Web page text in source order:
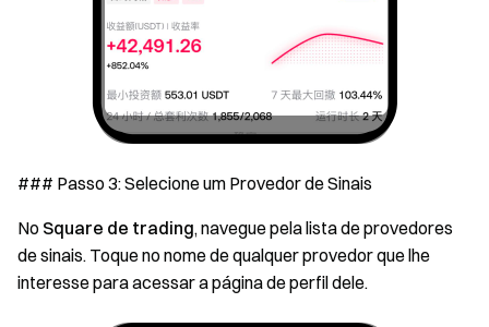
### Passo 3: Selecione um Provedor de Sinais
No Square de trading, navegue pela lista de provedores
de sinais. Toque no nome de qualquer provedor que lhe
interesse para acessar a página de perfil dele.